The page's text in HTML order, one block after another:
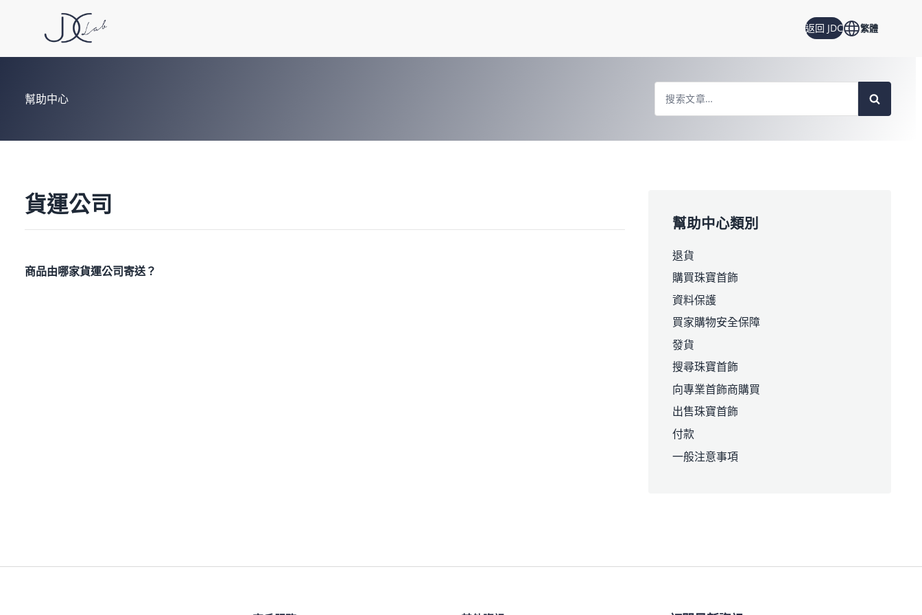
返回 JDC 繁體
Search
For
幫助中心
貨運公司
商品由哪家貨運公司寄送？
幫助中心類別
退貨
購買珠寶首飾
資料保護
買家購物安全保障
發貨
搜尋珠寶首飾
向專業首飾商購買
出售珠寶首飾
付款
一般注意事項